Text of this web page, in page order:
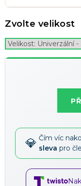
1 200 Kč →-10 %
Zvolte velikost
Čím víc
sleva pro